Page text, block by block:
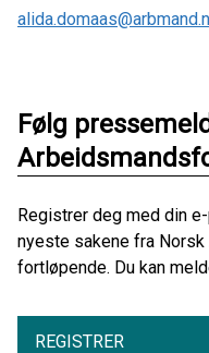
Følg
Registrer deg med din
nyeste sakene fra
fortløpende. Du kan
REGISTRER